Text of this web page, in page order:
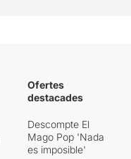
Ofertes
destacades
Descompte El
Mago Pop 'Nada
es imposible'